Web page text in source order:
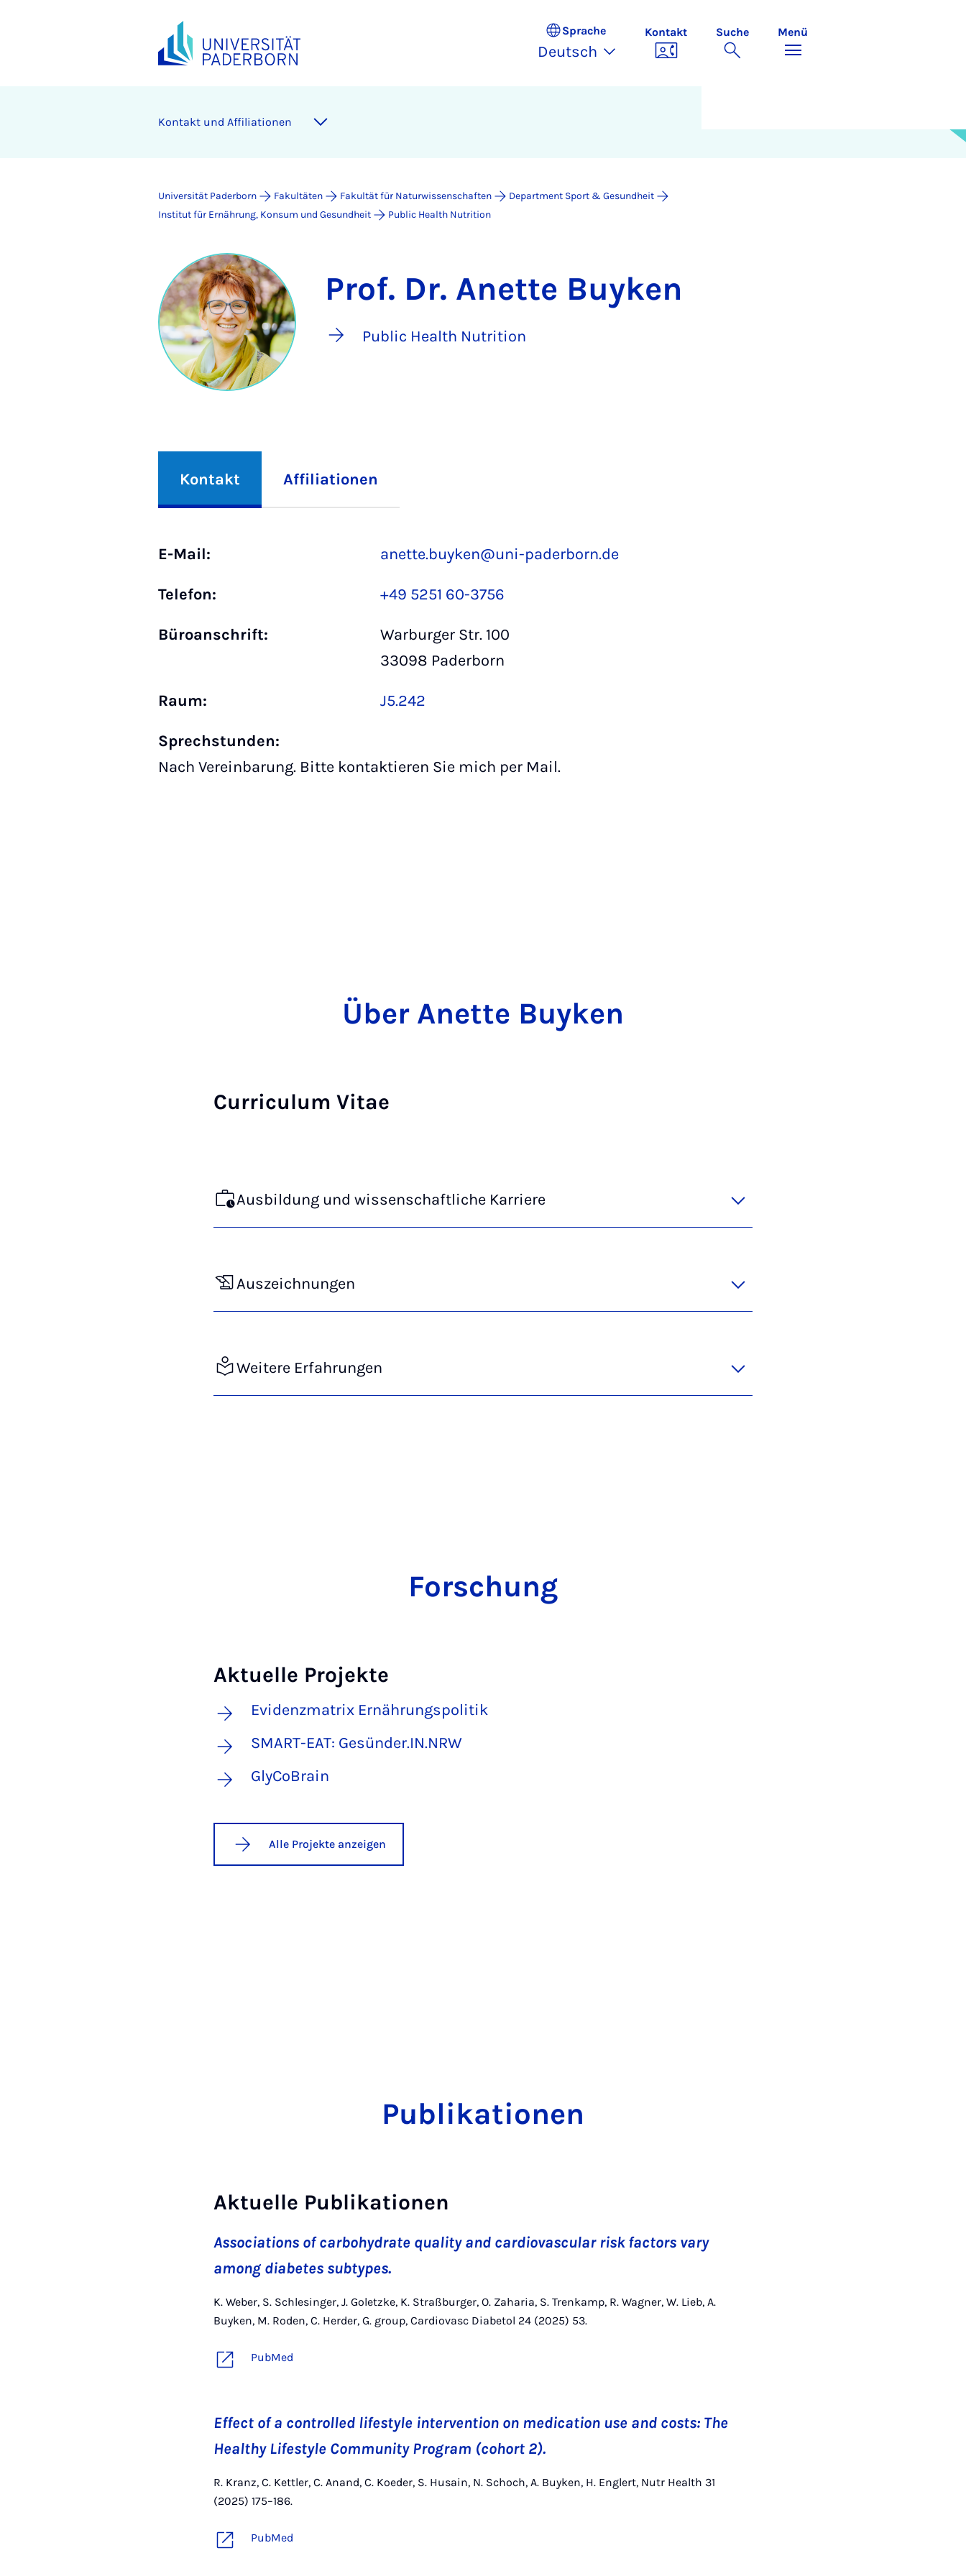
Sprache
Deutsch
Kontakt Suche Menü
Kontakt und Affiliationen
Universität Paderborn Fakultäten Fakultät für Naturwissenschaften
Department Sport & Gesundheit
Institut für Ernährung, Konsum und Gesundheit
Public Health Nutrition
Prof. Dr. Anette Buyken
Public Health Nutrition
Kontakt Affiliationen
E-Mail: anette.buyken@uni-paderborn.de
Telefon: +49 5251 60-3756
Büro­anschrift:
Warburger Str. 100
33098 Paderborn
Raum: J5.242
Sprechstunden:
Nach Vereinbarung. Bitte kontaktieren Sie mich per Mail.
Über Anette Buyken
Curriculum Vitae
Ausbildung und wissenschaftliche Karriere
Auszeichnungen
Weitere Erfahrungen
Forschung
Aktuelle Projekte
Evidenzmatrix Ernährungspolitik
SMART-EAT: Gesünder.IN.NRW
GlyCoBrain
Alle Projekte anzeigen
Publikationen
Aktuelle Publikationen
Associations of carbohydrate quality and cardiovascular risk factors vary
among diabetes subtypes.
K. Weber, S. Schlesinger, J. Goletzke, K. Straßburger, O. Zaharia, S. Trenkamp, R. Wagner, W. Lieb, A.
Buyken, M. Roden, C. Herder, G. group, Cardiovasc Diabetol 24 (2025) 53.
PubMed
Effect of a controlled lifestyle intervention on medication use and costs: The
Healthy Lifestyle Community Program (cohort 2).
R. Kranz, C. Kettler, C. Anand, C. Koeder, S. Husain, N. Schoch, A. Buyken, H. Englert, Nutr Health 31
(2025) 175–186.
PubMed